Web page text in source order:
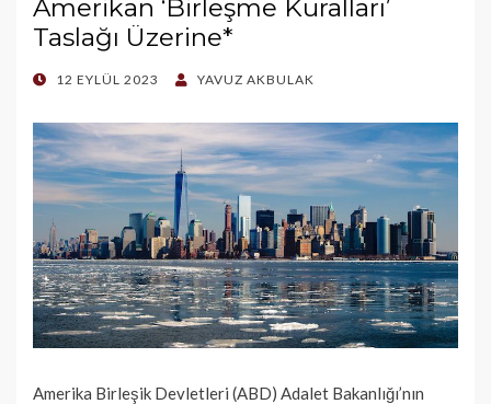
Amerikan ‘Birleşme Kuralları’
Taslağı Üzerine*
POSTED
12 EYLÜL 2023 YAVUZ AKBULAK
Amerika Birleşik Devletleri (ABD) Adalet Bakanlığı’nın